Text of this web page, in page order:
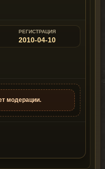
РЕГИСТРАЦИЯ
2010-04-10
модерации.